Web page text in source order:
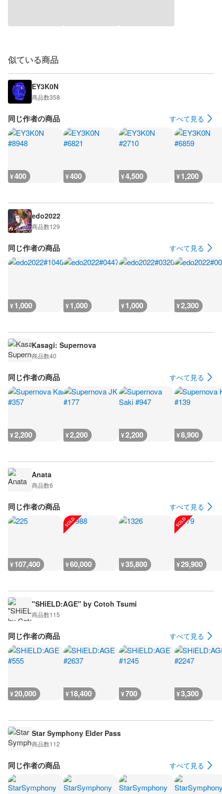
似ている商品
EY3K0N
商品数358
同じ作者の商品 すべて見る
¥400 ¥400 ¥4,500 ¥1,200
edo2022
商品数129
同じ作者の商品 すべて見る
¥1,000 ¥1,000 ¥1,000 ¥2,300
Kasagi: Supernova
商品数40
同じ作者の商品 すべて見る
¥2,200 ¥2,200 ¥2,200 ¥8,900
Anata
商品数6
同じ作者の商品 すべて見る
¥107,400 ¥60,000 ¥35,800 ¥29,900
"SHiELD:AGE" by Cotoh Tsumi
商品数115
同じ作者の商品 すべて見る
¥20,000 ¥18,400 ¥700 ¥3,300
Star Symphony Elder Pass
商品数112
同じ作者の商品 すべて見る